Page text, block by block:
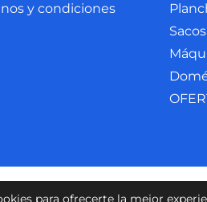
y condiciones
Sacos
Aviso legal
para ofrecerte la mejor